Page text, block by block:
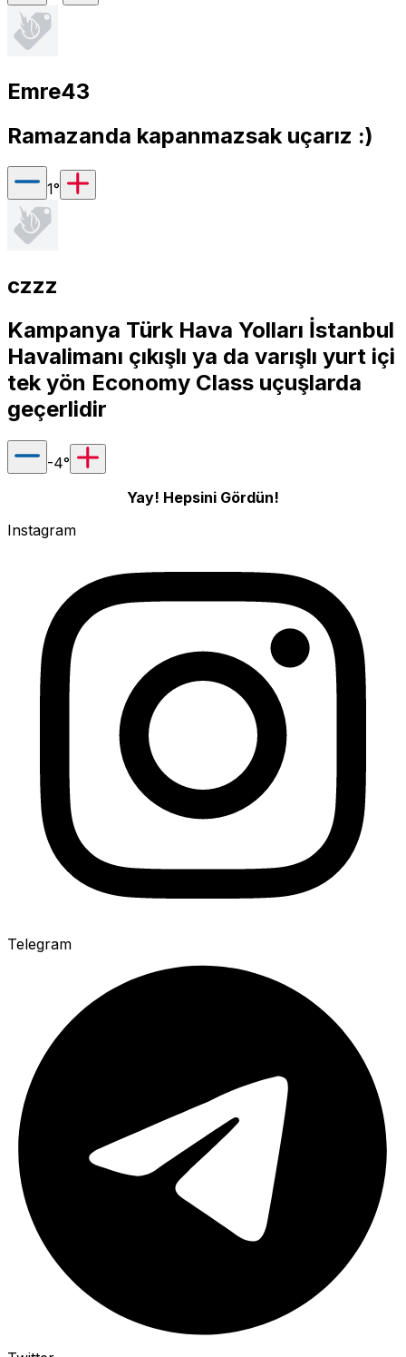
Emre43
Ramazanda kapanmazsak uçarız :)
1°
czzz
Kampanya Türk Hava Yolları İstanbul
Havalimanı çıkışlı ya da varışlı yurt içi
tek yön Economy Class uçuşlarda
geçerlidir
-4°
Yay! Hepsini Gördün!
Instagram
Telegram